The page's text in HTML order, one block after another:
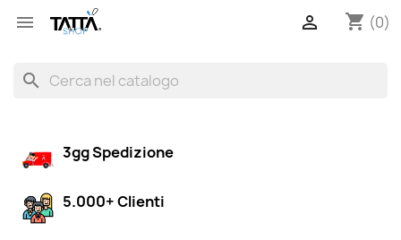
 shopping_cart (0)

search
3gg Spedizione
5.000+ Clienti